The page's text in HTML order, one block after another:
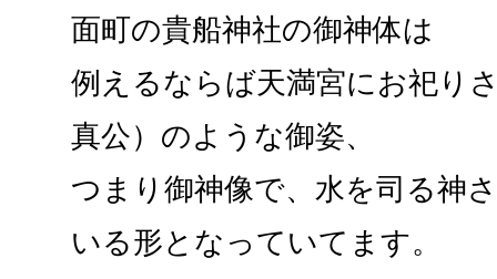
面町の貴船神社の御神体は
例えるならば天満宮にお祀り
真公）のような御姿、
つまり御神像で、水を司る神
いる形となっていてます。